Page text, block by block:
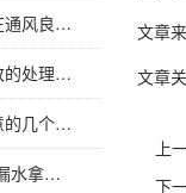
文章来
文章
上
下
通风良…
的处理…
的几个…
水拿…